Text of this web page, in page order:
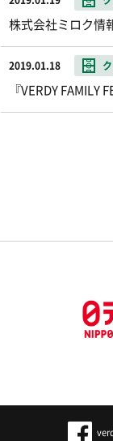
株式会社ミロク情
2019.01.18
『VERDY